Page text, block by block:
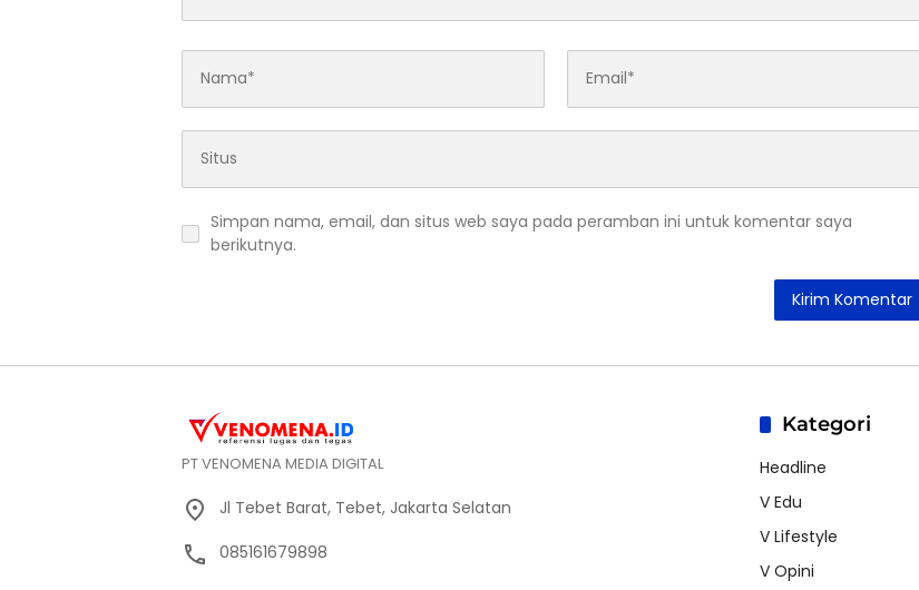
Simpan nama, email, dan situs web saya pada peramban ini untuk komentar saya
berikutnya.
PT VENOMENA MEDIA DIGITAL
Jl Tebet Barat, Tebet, Jakarta Selatan
085161679898
Kategori
Headline
V Edu
V Lifestyle
V Opini